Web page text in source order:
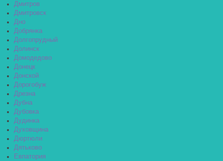
Дмитров
Дмитровск
Дно
Добрянка
Долгопрудный
Долинск
Домодедово
Донецк
Донской
Дорогобуж
Дрезна
Дубна
Дубовка
Дудинка
Духовщина
Дюртюли
Дятьково
Евпатория